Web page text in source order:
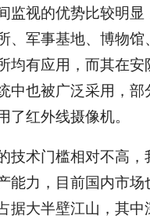
监视的优势比较明显
、军事基地、博物馆
均有应用，而其在安
中也被广泛采用，部
红外线摄像机。
术门槛相对不高，
能力，目前国内市场
据大半壁江山，其中